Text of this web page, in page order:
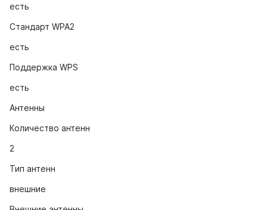
есть
Стандарт WPA2
есть
Поддержка WPS
есть
Антенны
Количество антенн
2
Тип антенн
внешние